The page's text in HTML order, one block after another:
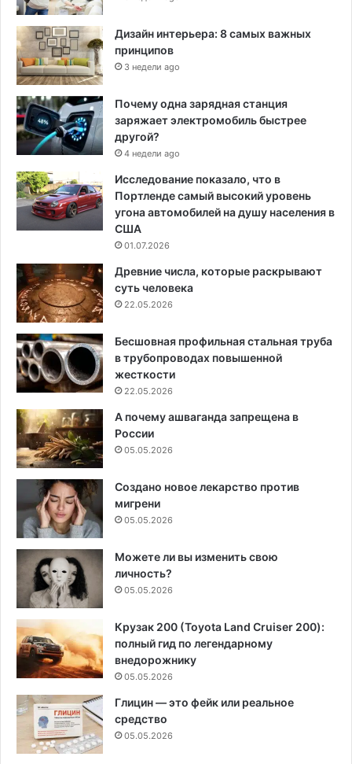
Дизайн интерьера: 8 самых важных
принципов
3 недели ago
Почему одна зарядная станция
заряжает электромобиль быстрее
другой?
4 недели ago
Исследование показало, что в
Портленде самый высокий уровень
угона автомобилей на душу населения в
США
01.07.2026
Древние числа, которые раскрывают
суть человека
22.05.2026
Бесшовная профильная стальная труба
в трубопроводах повышенной
жесткости
22.05.2026
А почему ашваганда запрещена в
России
05.05.2026
Создано новое лекарство против
мигрени
05.05.2026
Можете ли вы изменить свою
личность?
05.05.2026
Крузак 200 (Toyota Land Cruiser 200):
полный гид по легендарному
внедорожнику
05.05.2026
Глицин — это фейк или реальное
средство
05.05.2026